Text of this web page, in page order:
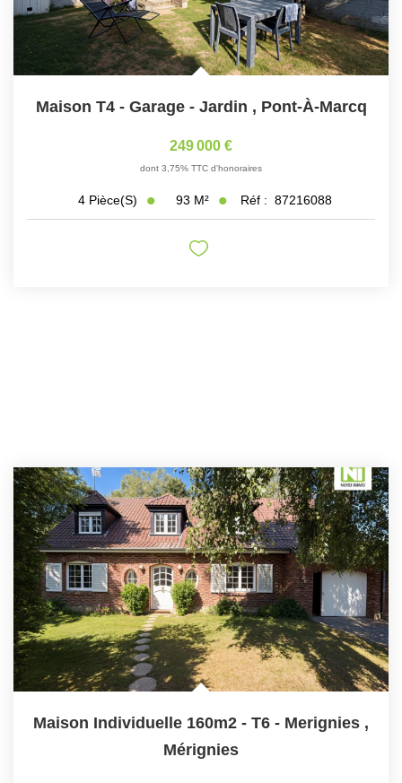
Maison T4 - Garage - Jardin , Pont-À-Marcq
249 000 €
dont 3,75% TTC d'honoraires
4 Pièce(s) 93 M² Réf : 87216088
Maison Individuelle 160m2 - T6 - Merignies ,
Mérignies